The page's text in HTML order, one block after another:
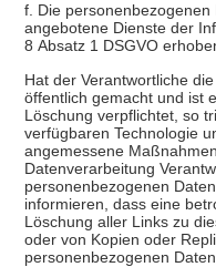
f. Die
angebotene Dienste der
8 Absatz 1 DSGVO
Hat der Verantwortliche
öffentlich gemacht und ist
Löschung verpflichtet, so
verfügbaren Technologie
angemessene
Datenverarbeitung
personenbezogenen
informieren, dass eine
Löschung aller Links zu
oder von Kopien oder
personenbezogenen